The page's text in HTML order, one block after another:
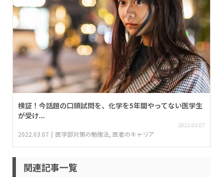
検証！今話題の口頭試問を、化学を5年間やってない医学生
が受け...
2022.03.07
2022.03.07 医学部対策の勉強法, 医者のキャリア
関連記事一覧